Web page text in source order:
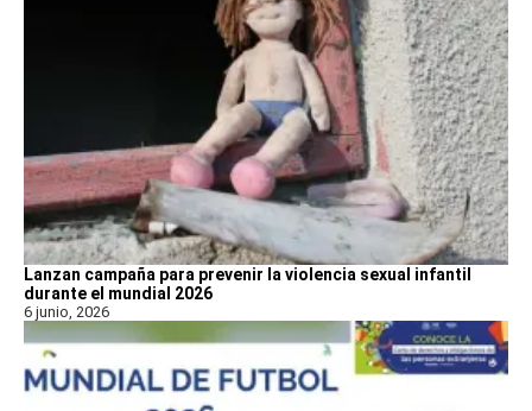
Lanzan campaña para prevenir la violencia sexual infantil
durante el mundial 2026
6 junio, 2026